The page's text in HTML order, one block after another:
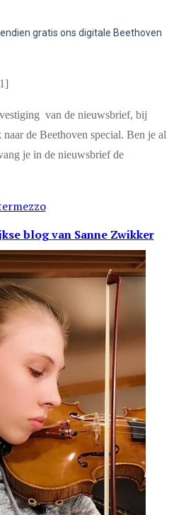
gratis ons digitale Beethoven
van de nieuwsbrief, bij
de Beethoven special. Ben je al
je in de nieuwsbrief de
blogvan Sanne Zwikker